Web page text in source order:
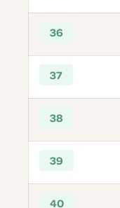
36
37
38
39
40